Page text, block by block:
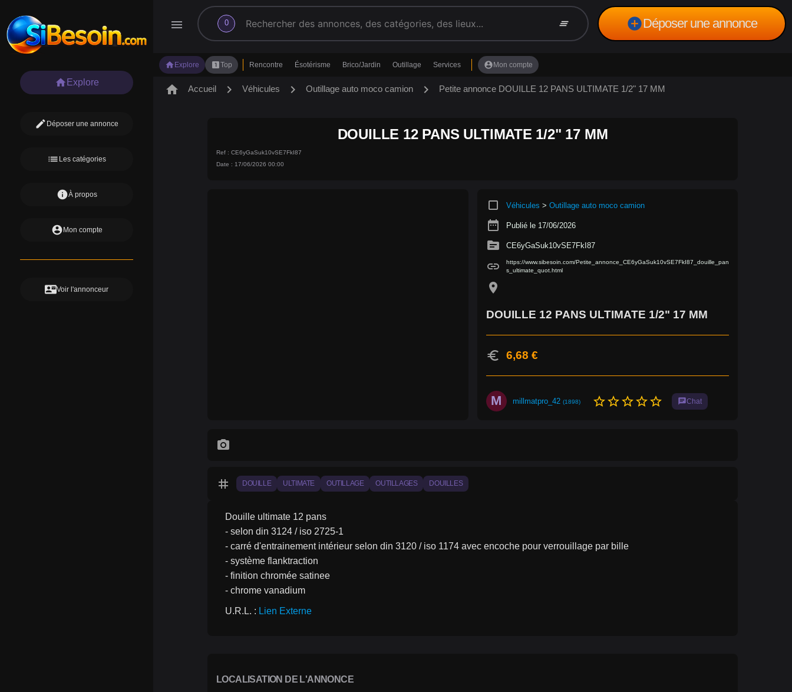
menu 0
search clear_all add_circleDéposer une annonce
home Explore looks_oneTop Rencontre Ésotérisme Brico/Jardin Outillage Services account_circle Mon compte
home Explore
edit Déposer une annonce
list Les catégories
infoÀ propos
account_circle Mon compte
contact_mailVoir l'annonceur
home Accueil chevron_right Véhicules chevron_right Outillage auto moco camion chevron_right Petite annonce DOUILLE 12 PANS ULTIMATE 1/2" 17 MM
DOUILLE 12 PANS ULTIMATE 1/2" 17 MM
Ref : CE6yGaSuk10vSE7FkI87
Date : 17/06/2026 00:00
crop_square Véhicules > Outillage auto moco camion
date_range Publié le 17/06/2026
source CE6yGaSuk10vSE7FkI87
link
https://www.sibesoin.com/Petite_annonce_CE6yGaSuk10vSE7FkI87_douille_pan
s_ultimate_quot.html
location_on
DOUILLE 12 PANS ULTIMATE 1/2" 17 MM
euro 6,68 €
M millmatpro_42 (1898) star_borderstar_borderstar_borderstar_borderstar_border chatChat
photo_camera
tag DOUILLE ULTIMATE OUTILLAGE OUTILLAGES DOUILLES
Douille ultimate 12 pans
- selon din 3124 / iso 2725-1
- carré d'entrainement intérieur selon din 3120 / iso 1174 avec encoche pour verrouillage par bille
- système flanktraction
- finition chromée satinee
- chrome vanadium
U.R.L. : Lien Externe
LOCALISATION DE L'ANNONCE